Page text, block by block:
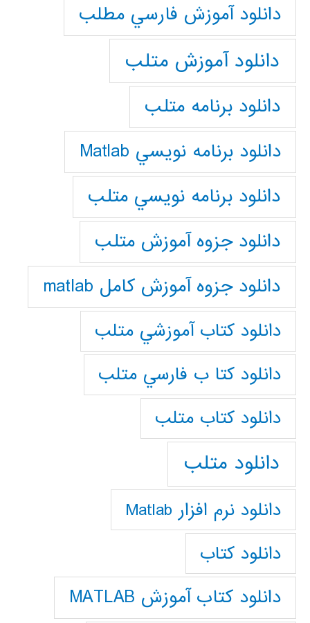
دانلود آموزش فارسي مطلب
دانلود آموزش متلب
دانلود برنامه متلب
دانلود برنامه نويسي Matlab
دانلود برنامه نويسي متلب
دانلود جزوه آموزش متلب
دانلود جزوه آموزش کامل matlab
دانلود كتاب آموزشي متلب
دانلود كتا ب فارسي متلب
دانلود كتاب متلب
دانلود متلب
دانلود نرم افزار Matlab
دانلود کتاب
دانلود کتاب آموزش MATLAB